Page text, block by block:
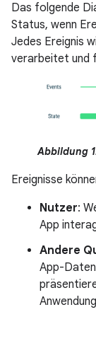
Das folgende
Status, wenn
Jedes Ereignis
verarbeitet und
Abbildung 1
Ereignisse
Nutzer:
App
Andere
App-